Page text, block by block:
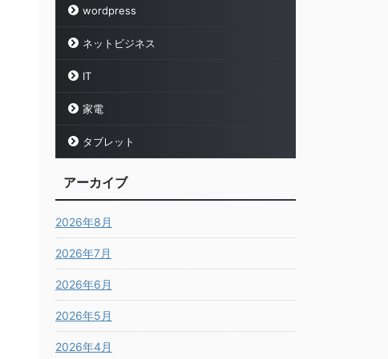
wordpress
ネットビジネス
IT
家電
タブレット
アーカイブ
2026年8月
2026年7月
2026年6月
2026年5月
2026年4月